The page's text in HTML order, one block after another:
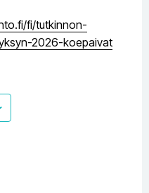
fi/tutkinnon-
2026-koepaivat